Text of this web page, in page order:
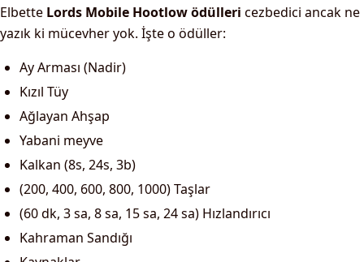
Elbette Lords Mobile Hootlow ödülleri cezbedici ancak ne
yazık ki mücevher yok. İşte o ödüller:
Ay Arması (Nadir)
Kızıl Tüy
Ağlayan Ahşap
Yabani meyve
Kalkan (8s, 24s, 3b)
(200, 400, 600, 800, 1000) Taşlar
(60 dk, 3 sa, 8 sa, 15 sa, 24 sa) Hızlandırıcı
Kahraman Sandığı